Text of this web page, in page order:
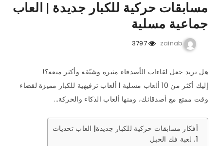
مسابقات حركية للكبار جديدة | العاب
جماعية مسلية
zainab
3797
هل تريد جعل لقاءات الأصدقاء مثيرة وشيّقة وأكثر متعة؟!
إليك أكثر من 10 ألعاب مسلية l ألعاب ترفيهية للكبار مميزة لقضاء
وقت ممتع مع أصدقائك، ومنها ألعاب الذكاء والحركة…
أفكار مسابقات حركية للكبار جديدة| العاب تحديات
1. لعبة فك الحبل